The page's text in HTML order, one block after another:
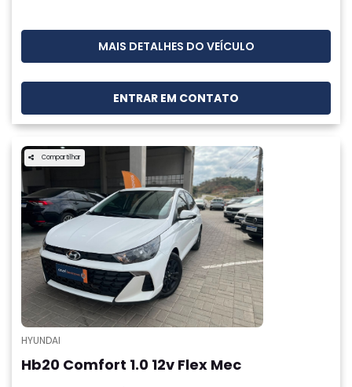
MAIS DETALHES DO VEÍCULO
ENTRAR EM CONTATO
Compartilhar
HYUNDAI
Hb20 Comfort 1.0 12v Flex Mec